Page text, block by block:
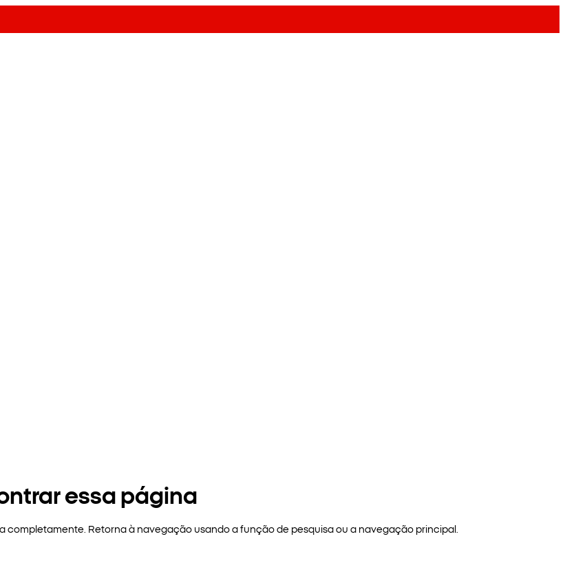
essa página
Retorna à navegação usando a função de pesquisa ou a navegação principal.